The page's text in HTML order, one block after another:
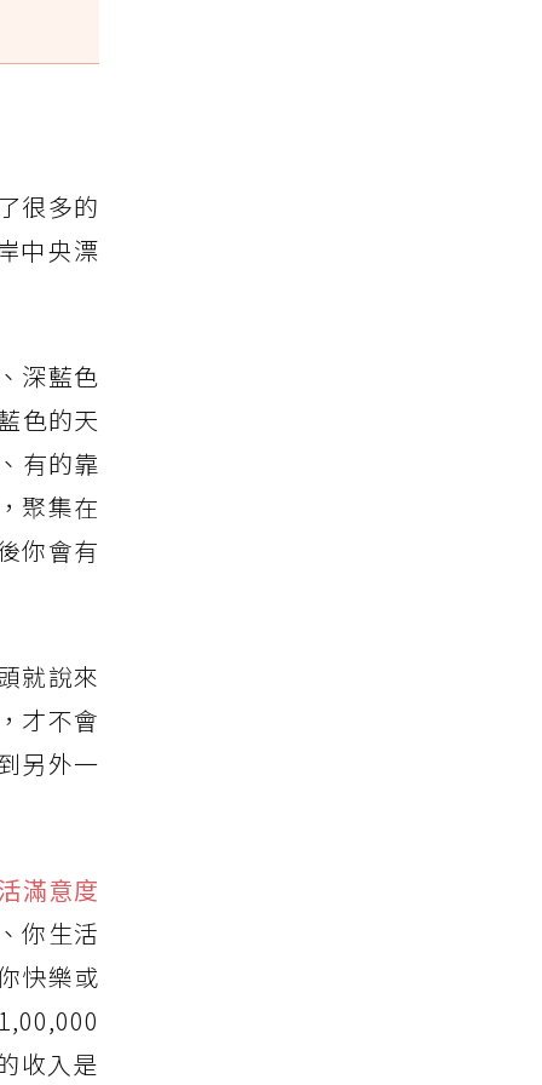
很多的
中央漂
深藍色
色的天
有的靠
聚集在
你會有
就說來
才不會
另外一
滿意度
你生活
快樂或
收入是